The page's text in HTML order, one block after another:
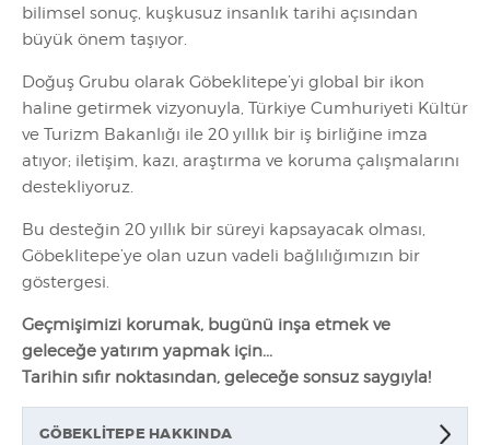
bilimsel sonuç, kuşkusuz insanlık tarihi açısından
büyük önem taşıyor.
Doğuş Grubu olarak Göbeklitepe’yi global bir ikon
haline getirmek vizyonuyla, Türkiye Cumhuriyeti Kültür
ve Turizm Bakanlığı ile 20 yıllık bir iş birliğine imza
atıyor; iletişim, kazı, araştırma ve koruma çalışmalarını
destekliyoruz.
Bu desteğin 20 yıllık bir süreyi kapsayacak olması,
Göbeklitepe’ye olan uzun vadeli bağlılığımızın bir
göstergesi.
Geçmişimizi korumak, bugünü inşa etmek ve
geleceğe yatırım yapmak için...
Tarihin sıfır noktasından, geleceğe sonsuz saygıyla!
GÖBEKLİTEPE HAKKINDA